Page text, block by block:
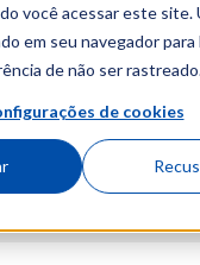
você acessar este site.
em seu navegador para
de não ser
de cookies